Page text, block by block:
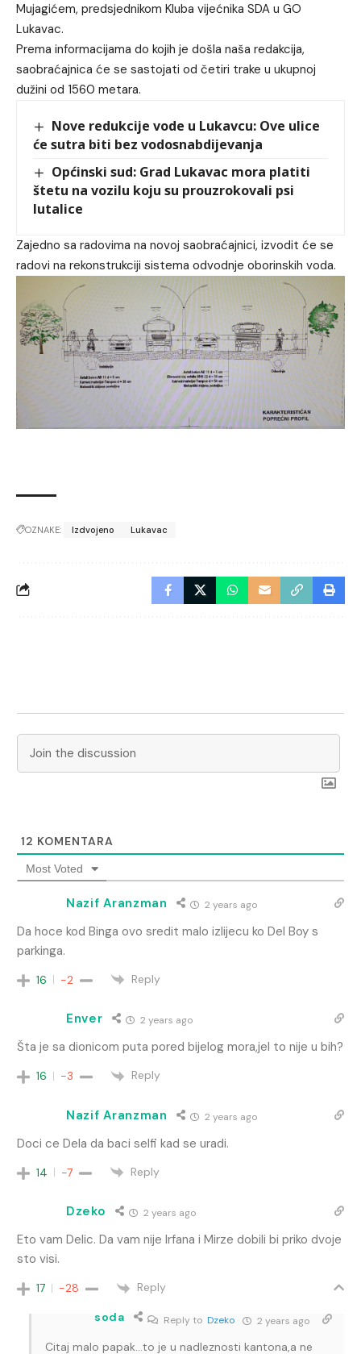
Mujagićem, predsjednikom Kluba vijećnika SDA u GO
Lukavac.
Prema informacijama do kojih je došla naša redakcija,
saobraćajnica će se sastojati od četiri trake u ukupnoj
dužini od 1560 metara.
Nove redukcije vode u Lukavcu: Ove ulice
će sutra biti bez vodosnabdijevanja
Općinski sud: Grad Lukavac mora platiti
štetu na vozilu koju su prouzrokovali psi
lutalice
Zajedno sa radovima na novoj saobraćajnici, izvodit će se
radovi na rekonstrukciji sistema odvodnje oborinskih voda.
OZNAKE: Izdvojeno Lukavac
12 KOMENTARA
Most Voted
Nazif Aranzman 2 years ago
Da hoce kod Binga ovo sredit malo izlijecu ko Del Boy s
parkinga.
16 -2 Reply
Enver 2 years ago
Šta je sa dionicom puta pored bijelog mora,jel to nije u bih?
16 -3 Reply
Nazif Aranzman 2 years ago
Doci ce Dela da baci selfi kad se uradi.
14 -7 Reply
Dzeko 2 years ago
Eto vam Delic. Da vam nije Irfana i Mirze dobili bi priko dvoje
sto visi.
17 -28 Reply
soda Reply to Dzeko 2 years ago
Citaj malo papak…to je u nadleznosti kantona,a ne